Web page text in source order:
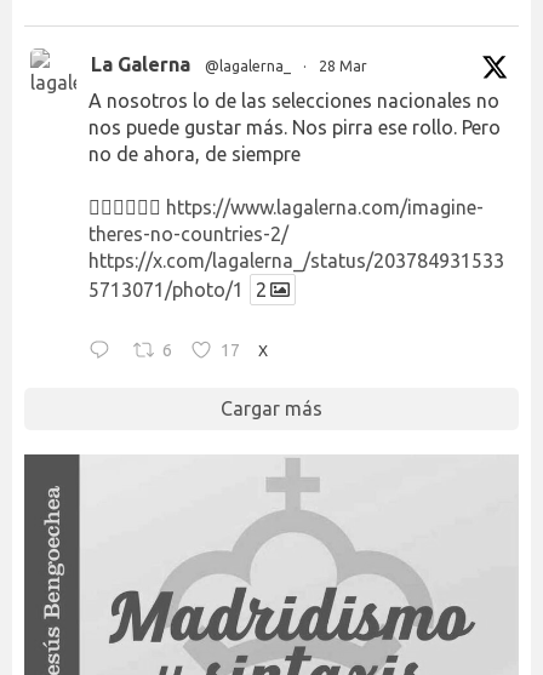
La Galerna @lagalerna_ · 28 Mar
A nosotros lo de las selecciones nacionales no
nos puede gustar más. Nos pirra ese rollo. Pero
no de ahora, de siempre
👉🏻👉🏻👉🏻 https://www.lagalerna.com/imagine-
theres-no-countries-2/
https://x.com/lagalerna_/status/203784931533
5713071/photo/1
2
6 17 X
Cargar más